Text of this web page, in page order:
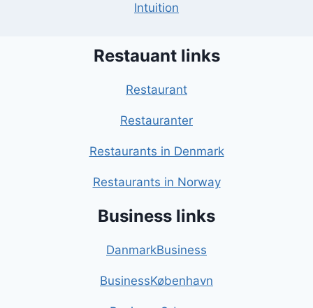
Intuition
Restauant links
Restaurant
Restauranter
Restaurants in Denmark
Restaurants in Norway
Business links
DanmarkBusiness
BusinessKøbenhavn